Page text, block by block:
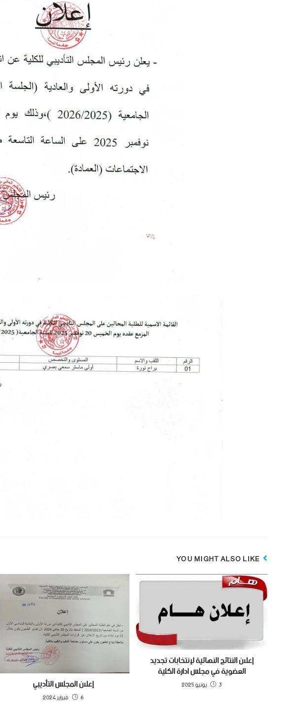
YOU MIGHT ALSO LIKE
إعلان المجلس التأديبي
6 فبراير 2024
إعلان النتائج النهائية لإنتخابات تجديد
العضوية في مجلس ادارة الكلية
3 يونيو 2025